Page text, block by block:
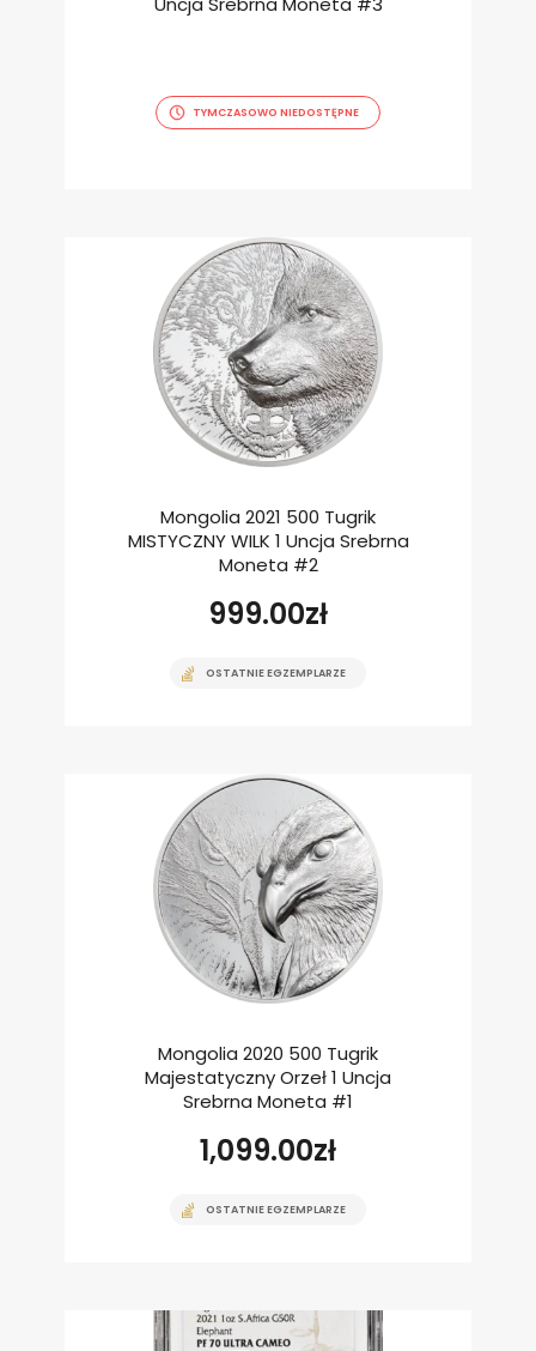
TYMCZASOWO NIEDOSTĘPNE
Mongolia 2021 500 Tugrik
MISTYCZNY WILK 1 Uncja Srebrna
Moneta #2
999.00zł
OSTATNIE EGZEMPLARZE
Mongolia 2020 500 Tugrik
Majestatyczny Orzeł 1 Uncja
Srebrna Moneta #1
1,099.00zł
OSTATNIE EGZEMPLARZE